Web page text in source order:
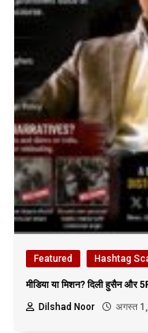
Featured Hashtag
मीडिया या मिशन? दिली हुसैन और
Dilshad Noor
अगस्त